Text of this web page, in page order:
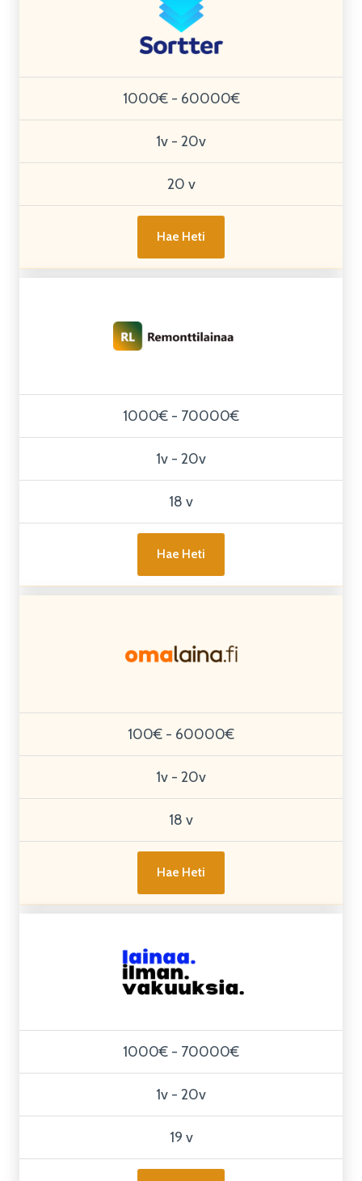
1000€ - 60000€
1v - 20v
20 v
Hae Heti
1000€ - 70000€
1v - 20v
18 v
Hae Heti
100€ - 60000€
1v - 20v
18 v
Hae Heti
1000€ - 70000€
1v - 20v
19 v